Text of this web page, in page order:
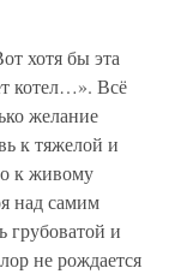
хотя бы эта
котел…». Всё
желание
к тяжелой и
к живому
над самим
грубоватой и
не рождается